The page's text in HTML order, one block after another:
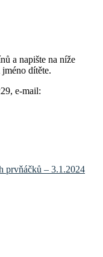
a napište na níže
dítěte.
e-mail:
prvňáčků – 3.1.2024